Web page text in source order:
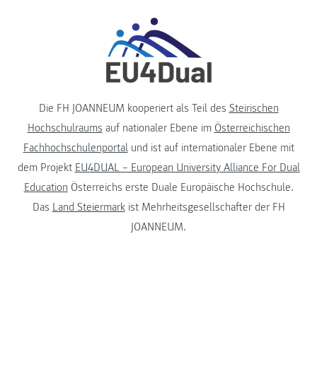
Die FH JOANNEUM kooperiert als Teil des Steirischen
Hochschulraums auf nationaler Ebene im Österreichischen
Fachhochschulenportalund ist auf internationaler Ebene mit
dem Projekt EU4DUAL – European University Alliance For Dual
Education Österreichs erste Duale Europäische Hochschule.
Das Land Steiermarkist Mehrheitsgesellschafter der FH
JOANNEUM.